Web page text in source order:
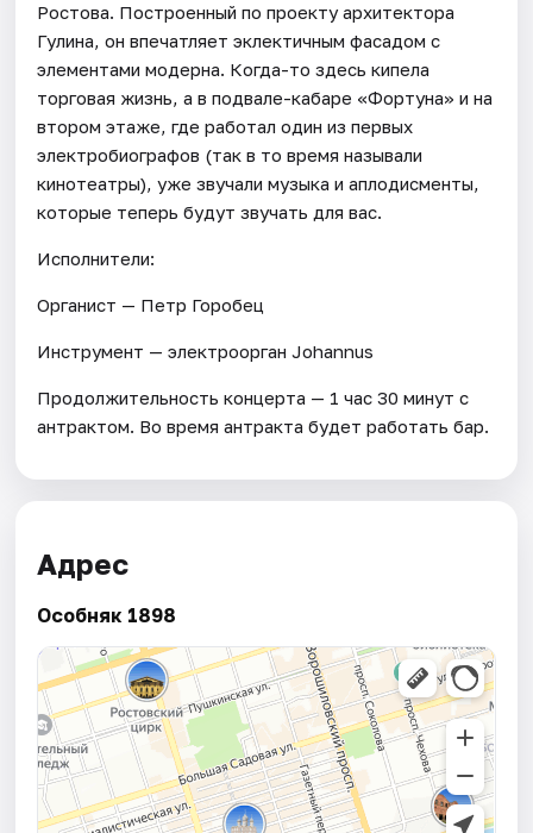
Ростова. Построенный по проекту архитектора
Гулина, он впечатляет эклектичным фасадом с
элементами модерна. Когда-то здесь кипела
торговая жизнь, а в подвале-кабаре «Фортуна» и на
втором этаже, где работал один из первых
электробиографов (так в то время называли
кинотеатры), уже звучали музыка и аплодисменты,
которые теперь будут звучать для вас.
Исполнители:
Органист — Петр Горобец
Инструмент — электроорган Johannus
Продолжительность концерта — 1 час 30 минут с
антрактом. Во время антракта будет работать бар.
Адрес
Особняк 1898